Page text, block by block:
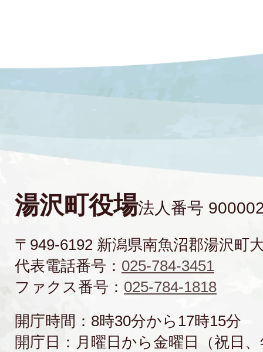
湯沢町役場法人番号
〒949-6192 新潟県南魚沼郡湯沢町
代表電話番号： 025-784-3451
ファクス番号： 025-784-1818
開庁時間：8時30分から17時15分
開庁日：月曜日から金曜日（祝日